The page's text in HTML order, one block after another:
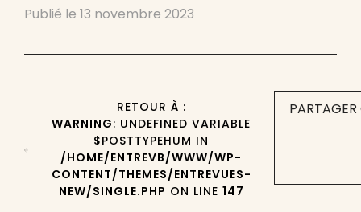
Publié le 13 novembre 2023
RETOUR À :
WARNING: UNDEFINED VARIABLE
$POSTTYPEHUM IN
/HOME/ENTREVB/WWW/WP-
CONTENT/THEMES/ENTREVUES-
NEW/SINGLE.PHP ON LINE 147